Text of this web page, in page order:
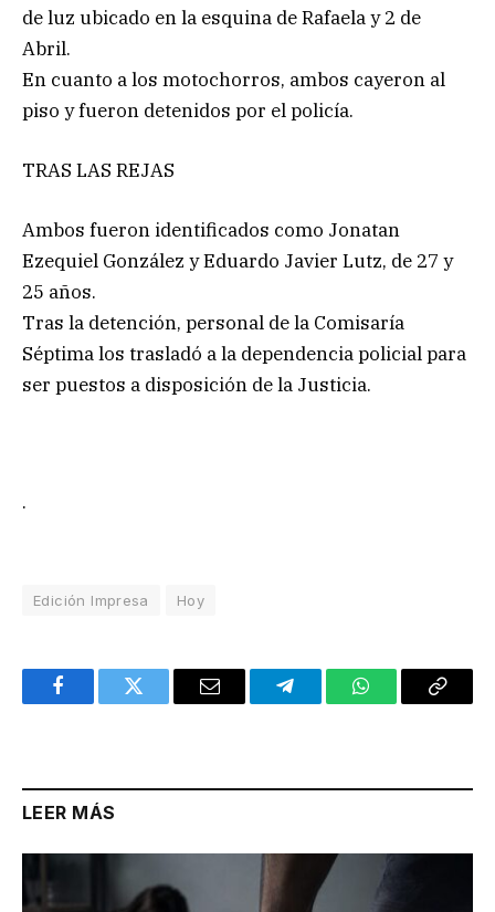
de luz ubicado en la esquina de Rafaela y 2 de
Abril.
En cuanto a los motochorros, ambos cayeron al
piso y fueron detenidos por el policía.
TRAS LAS REJAS
Ambos fueron identificados como Jonatan
Ezequiel González y Eduardo Javier Lutz, de 27 y
25 años.
Tras la detención, personal de la Comisaría
Séptima los trasladó a la dependencia policial para
ser puestos a disposición de la Justicia.
.
Edición Impresa Hoy
FacebookTwitter Email TelegramWhatsAppCopy
LEER MÁS